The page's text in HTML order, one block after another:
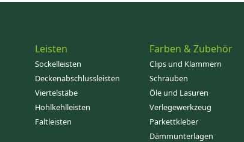
Leisten
Sockelleisten
Deckenabschlussleisten
Viertelstäbe
Hohlkehlleisten
Faltleisten
Farben & Zubehör
Clips und Klammern
Schrauben
Öle und Lasuren
Verlegewerkzeug
Parkettkleber
Dämmunterlagen